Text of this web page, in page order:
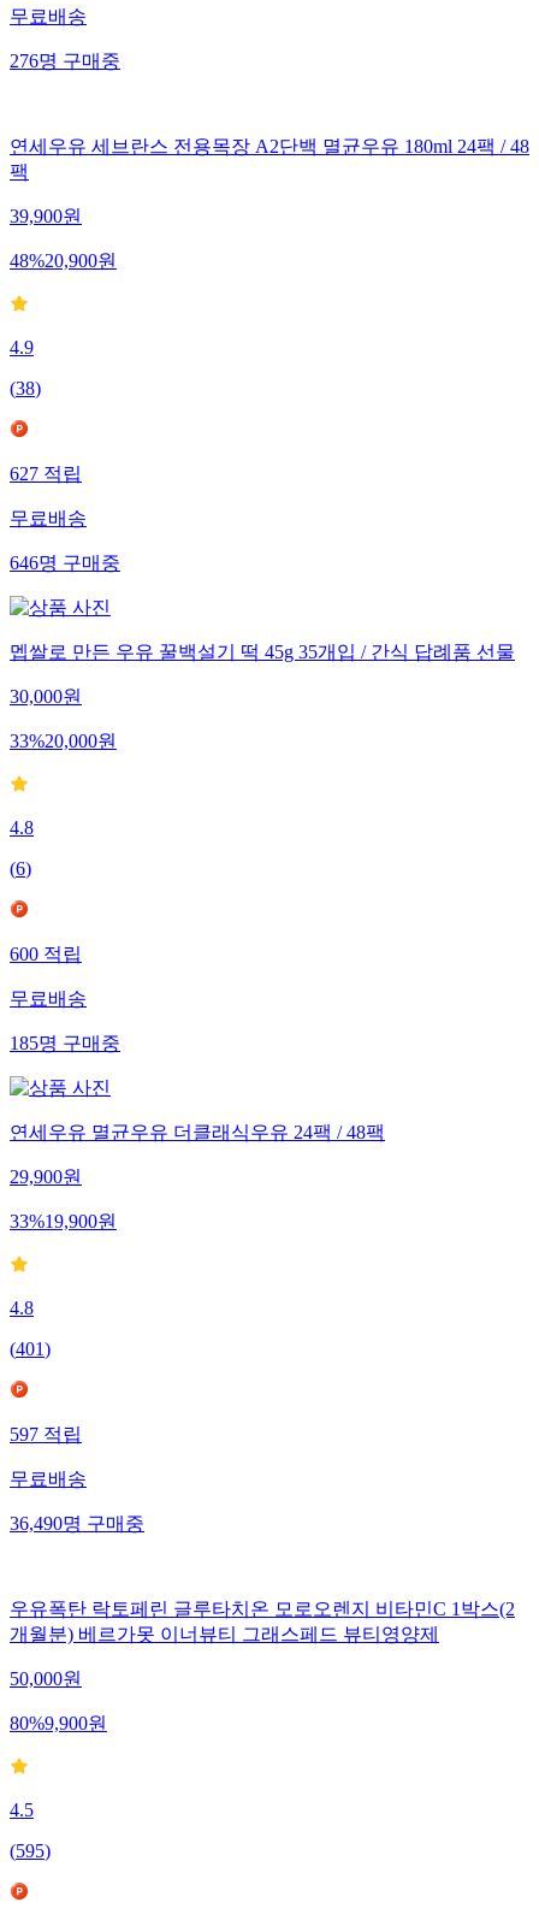
무료배송
276명구매중
연세우유 세브란스 전용목장 A2단백 멸균우유 180ml 24팩 / 48
팩
39,900원
48%20,900원
4.9
(38)
627적립
무료배송
646명구매중
멥쌀로 만든 우유 꿀백설기 떡 45g 35개입 / 간식 답례품 선물
30,000원
33%20,000원
4.8
(6)
600적립
무료배송
185명구매중
연세우유 멸균우유 더클래식우유 24팩 / 48팩
29,900원
33%19,900원
4.8
(401)
597적립
무료배송
36,490명구매중
우유폭탄 락토페린 글루타치온 모로오렌지 비타민C 1박스(2
개월분) 베르가못 이너뷰티 그래스페드 뷰티영양제
50,000원
80%9,900원
4.5
(595)